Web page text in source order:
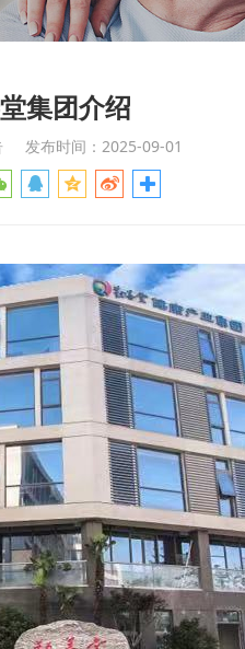
集团介绍
发布时间：2025-09-01